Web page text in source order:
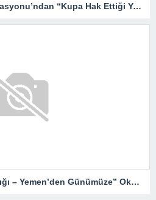
Trabzon Dernekleri Federasyonu’ndan “Kupa Hak Ettiği Yere Verilsin”
“Geyikli’nin Tarihe Tanıklığı – Yemen’den Günümüze” Okurlarıyla Buluşuyor…